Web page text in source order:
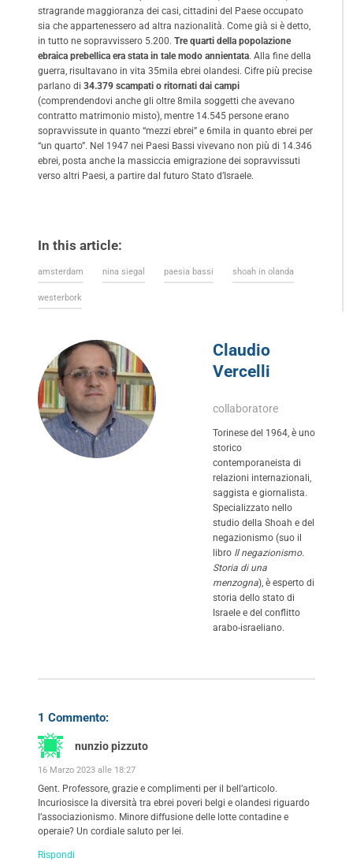
stragrande maggioranza dei casi, cittadini del Paese occupato
sia che appartenessero ad altra nazionalità. Come già si è detto,
in tutto ne sopravvissero 5.200. Tre quarti della popolazione
ebraica prebellica era stata in tale modo annientata. Alla fine della
guerra, risultavano in vita 35mila ebrei olandesi. Cifre più precise
parlano di 34.379 scampati o ritornati dai campi
(comprendendovi anche gli oltre 8mila soggetti che avevano
contratto matrimonio misto), mentre 14.545 persone erano
sopravvissute in quanto “mezzi ebrei” e 6mila in quanto ebrei per
“un quarto”. Nel 1947 nei Paesi Bassi vivevano non più di 14.346
ebrei, posta anche la massiccia emigrazione dei sopravvissuti
verso altri Paesi, a partire dal futuro Stato d’Israele.
In this article:
amsterdam nina siegal paesia bassi shoah in olanda
westerbork
Claudio
Vercelli
collaboratore
Torinese del 1964, è uno
storico
contemporaneista di
relazioni internazionali,
saggista e giornalista.
Specializzato nello
studio della Shoah e del
negazionismo (suo il
libro Il negazionismo.
Storia di una
menzogna), è esperto di
storia dello stato di
Israele e del conflitto
arabo-israeliano.
1 Commento:
nunzio pizzuto
16 Marzo 2023 alle 18:27
Gent. Professore, grazie e complimenti per il bell’articolo.
Incuriosisce la diversità tra ebrei poveri belgi e olandesi riguardo
l’associazionismo. Minore diffusione delle lotte contadine e
operaie? Un cordiale saluto per lei.
Rispondi